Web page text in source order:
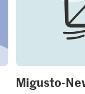
Migusto-